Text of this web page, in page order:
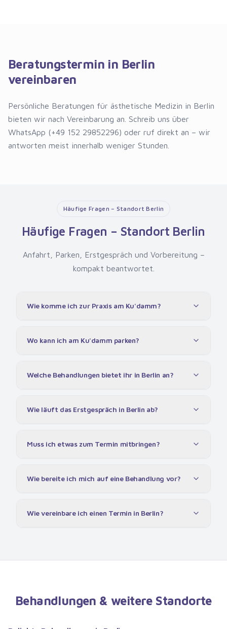
Beratungstermin in Berlin
vereinbaren
Persönliche Beratungen für ästhetische Medizin in Berlin
bieten wir nach Vereinbarung an. Schreib uns über
WhatsApp (+49 152 29852296) oder ruf direkt an – wir
antworten meist innerhalb weniger Stunden.
Häufige Fragen – Standort Berlin
Häufige Fragen – Standort Berlin
Anfahrt, Parken, Erstgespräch und Vorbereitung –
kompakt beantwortet.
Wie komme ich zur Praxis am Ku'damm?
Wo kann ich am Ku'damm parken?
Welche Behandlungen bietet ihr in Berlin an?
Wie läuft das Erstgespräch in Berlin ab?
Muss ich etwas zum Termin mitbringen?
Wie bereite ich mich auf eine Behandlung vor?
Wie vereinbare ich einen Termin in Berlin?
Behandlungen & weitere Standorte